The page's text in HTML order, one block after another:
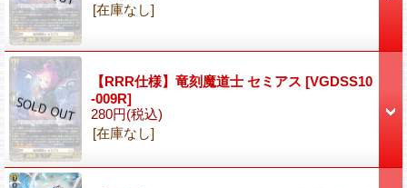
[在庫なし]
【RRR仕様】竜刻魔道士 セミアス [VGDSS10
-009R]
280円(税込)
[在庫なし]